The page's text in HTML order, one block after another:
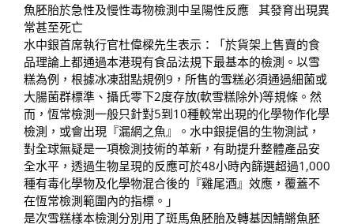
魚胚胎於急性及慢性毒物檢測中呈陽性反應 其發育出現異
常甚至死亡
水中銀首席執行官杜偉樑先生表示：「於貨架上售賣的食
品理論上都通過本港現有食品法規下最基本的檢測。以雪
糕為例，根據冰凍甜點規例9，所售的雪糕必須通過細菌或
大腸菌群標準、攝氏零下2度存放(軟雪糕除外)等規條。然
而，恆常檢測一般只針對5到10種較常出現的化學物作化學
檢測，或會出現『漏網之魚』。水中銀提倡的生物測試，
對全球無疑是一項檢測技術的革新，有助提升整體產品安
全水平，透過生物呈現的反應可於48小時內篩選超過1,000
種有毒化學物及化學物混合後的『雞尾酒』效應，覆蓋不
在恆常檢測範圍內的指標。」
是次雪糕樣本檢測分別用了斑馬魚胚胎及轉基因鯖鱂魚胚